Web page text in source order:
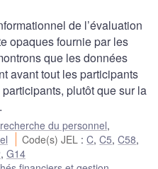
de l’évaluation
opaques fournie par les
que les données
avant tout les participants
plutôt que sur la
du personnel,
Code(s) JEL :C,C5,C58,
, G14